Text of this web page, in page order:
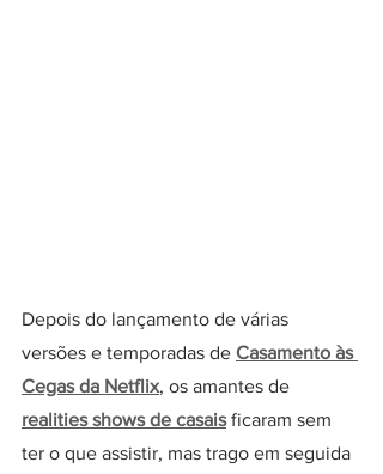
Depois do lançamento de várias
versões e temporadas de Casamento às
Cegas da Netflix, os amantes de
realities shows de casais ficaram sem
ter o que assistir, mas trago em seguida